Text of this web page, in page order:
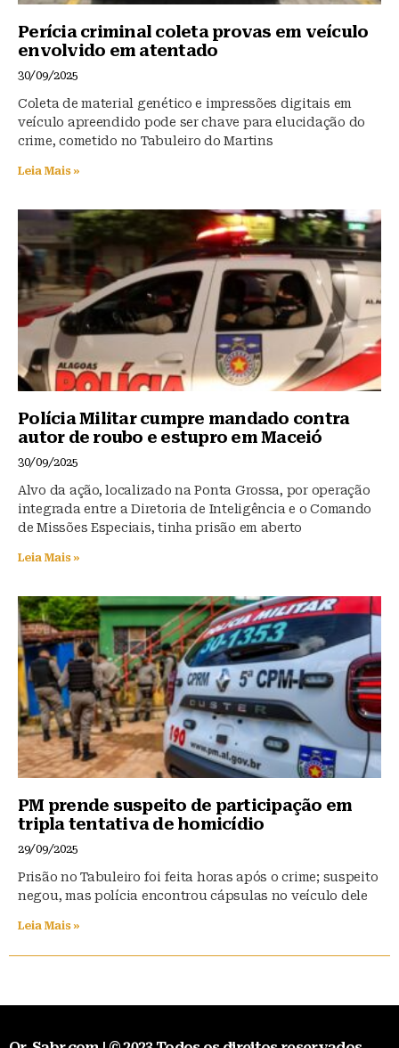
Perícia criminal coleta provas em veículo
envolvido em atentado
30/09/2025
Coleta de material genético e impressões digitais em
veículo apreendido pode ser chave para elucidação do
crime, cometido no Tabuleiro do Martins
Leia Mais »
Polícia Militar cumpre mandado contra
autor de roubo e estupro em Maceió
30/09/2025
Alvo da ação, localizado na Ponta Grossa, por operação
integrada entre a Diretoria de Inteligência e o Comando
de Missões Especiais, tinha prisão em aberto
Leia Mais »
PM prende suspeito de participação em
tripla tentativa de homicídio
29/09/2025
Prisão no Tabuleiro foi feita horas após o crime; suspeito
negou, mas polícia encontrou cápsulas no veículo dele
Leia Mais »